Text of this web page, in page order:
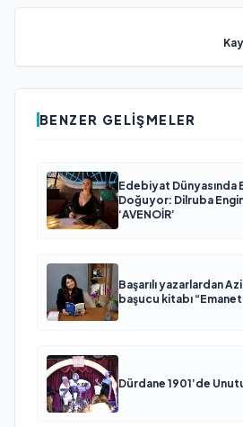
BENZER GELIŞMELER
Edebiyat Dünyasında
Doğuyor: Dilruba
‘AVENOİR’
Başarılı yazarlardan
başucu kitabı
Dürdane 1901’de